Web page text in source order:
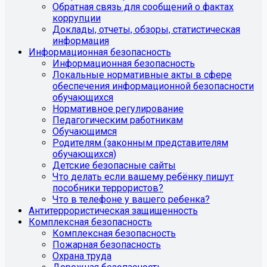
Обратная связь для сообщений о фактах
коррупции
Доклады, отчеты, обзоры, статистическая
информация
Информационная безопасность
Информационная безопасность
Локальные нормативные акты в сфере
обеспечения информационной безопасности
обучающихся
Нормативное регулирование
Педагогическим работникам
Обучающимся
Родителям (законным представителям
обучающихся)
Детские безопасные сайты
Что делать если вашему ребёнку пишут
пособники террористов?
Что в телефоне у вашего ребенка?
Антитеррористическая защищенность
Комплексная безопасность
Комплексная безопасность
Пожарная безопасность
Охрана труда